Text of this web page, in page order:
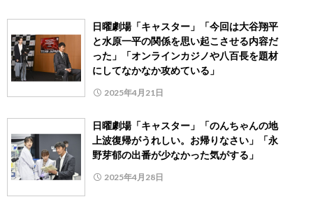
日曜劇場「キャスター」「今回は大谷翔平
と水原一平の関係を思い起こさせる内容だ
った」「オンラインカジノや八百長を題材
にしてなかなか攻めている」
2025年4月21日
日曜劇場「キャスター」「のんちゃんの地
上波復帰がうれしい。お帰りなさい」「永
野芽郁の出番が少なかった気がする」
2025年4月28日